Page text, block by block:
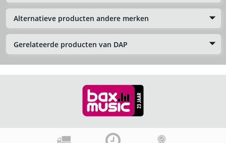
Alternatieve producten andere merken
Gerelateerde producten van DAP